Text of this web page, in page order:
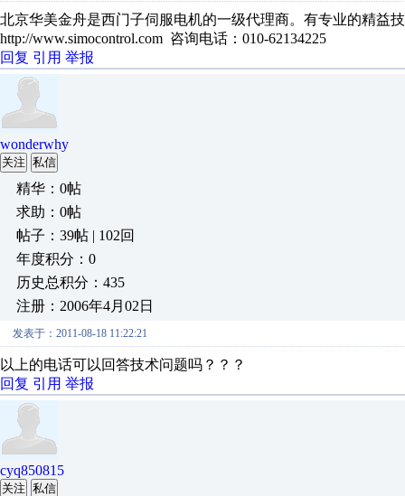
北京华美金舟是西门子伺服电机的一级代理商。有专业的精益
http://www.simocontrol.com 咨询电话：010-62134225
回复 引用 举报
wonderwhy
关注 私信
精华：0帖
求助：0帖
帖子：39帖 | 102回
年度积分：0
历史总积分：435
注册：2006年4月02日
发表于：2011-08-18 11:22:21
以上的电话可以回答技术问题吗？？？
回复 引用 举报
cyq850815
关注 私信